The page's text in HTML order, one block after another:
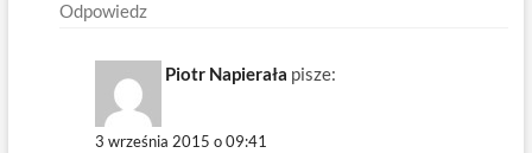
Odpowiedz
Piotr Napierała pisze:
3 września 2015 o 09:41